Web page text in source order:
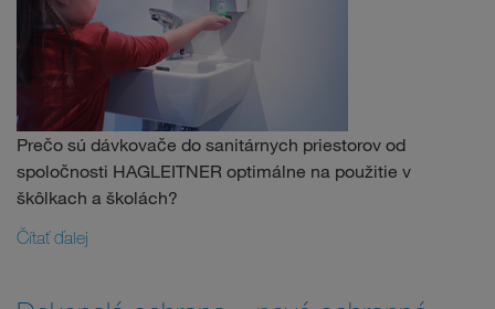
Prečo sú dávkovače do sanitárnych priestorov od
spoločnosti HAGLEITNER optimálne na použitie v
škôlkach a školách?
Čítať ďalej